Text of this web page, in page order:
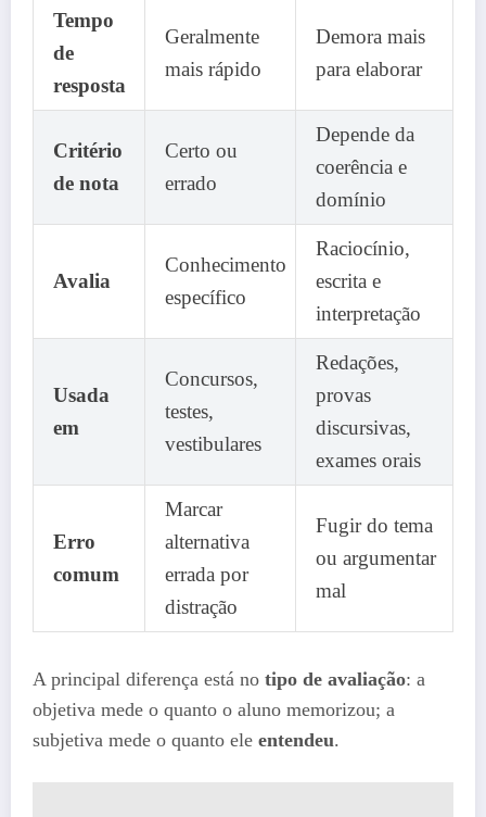
Tempo
de
resposta
Geralmente
mais rápido
Demora mais
para elaborar
Critério
de nota
Certo ou
errado
Depende da
coerência e
domínio
Avalia
Conhecimento
específico
Raciocínio,
escrita e
interpretação
Usada
em
Concursos,
testes,
vestibulares
Redações,
provas
discursivas,
exames orais
Erro
comum
Marcar
alternativa
errada por
distração
Fugir do tema
ou argumentar
mal
A principal diferença está no tipo de avaliação: a
objetiva mede o quanto o aluno memorizou; a
subjetiva mede o quanto ele entendeu.